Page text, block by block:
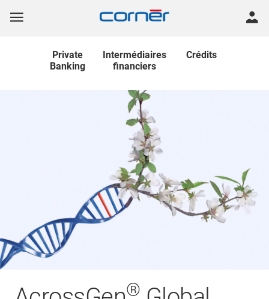
Private
Banking
Intermédiaires
financiers
Crédits
®